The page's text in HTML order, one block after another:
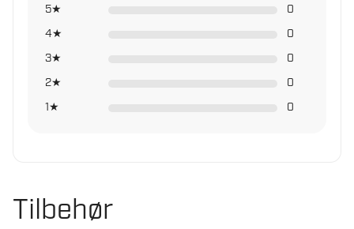
Antall tenner pr
tomme
5★
0
4★
0
3★
0
2★
0
1★
0
Tilbehør